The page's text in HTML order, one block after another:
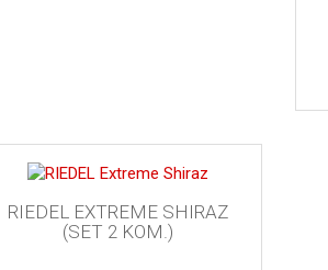
RIEDEL EXTREME SHIRAZ
(SET 2 KOM.)